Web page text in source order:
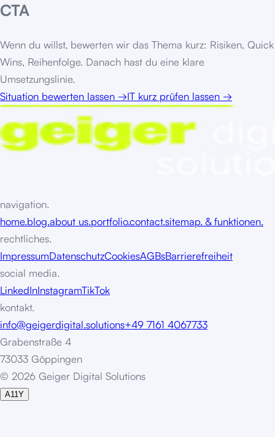
CTA
Wenn du willst, bewerten wir das Thema kurz: Risiken, Quick
Wins, Reihenfolge. Danach hast du eine klare
Umsetzungslinie.
Situation bewerten lassen →IT kurz prüfen lassen →
navigation.
home.blog.about us.portfolio.contact.sitemap. & funktionen.
rechtliches.
ImpressumDatenschutzCookiesAGBsBarrierefreiheit
social media.
LinkedInInstagramTikTok
kontakt.
info@geigerdigital.solutions+49 7161 4067733
Grabenstraße 4
73033 Göppingen
© 2026 Geiger Digital Solutions
A11Y